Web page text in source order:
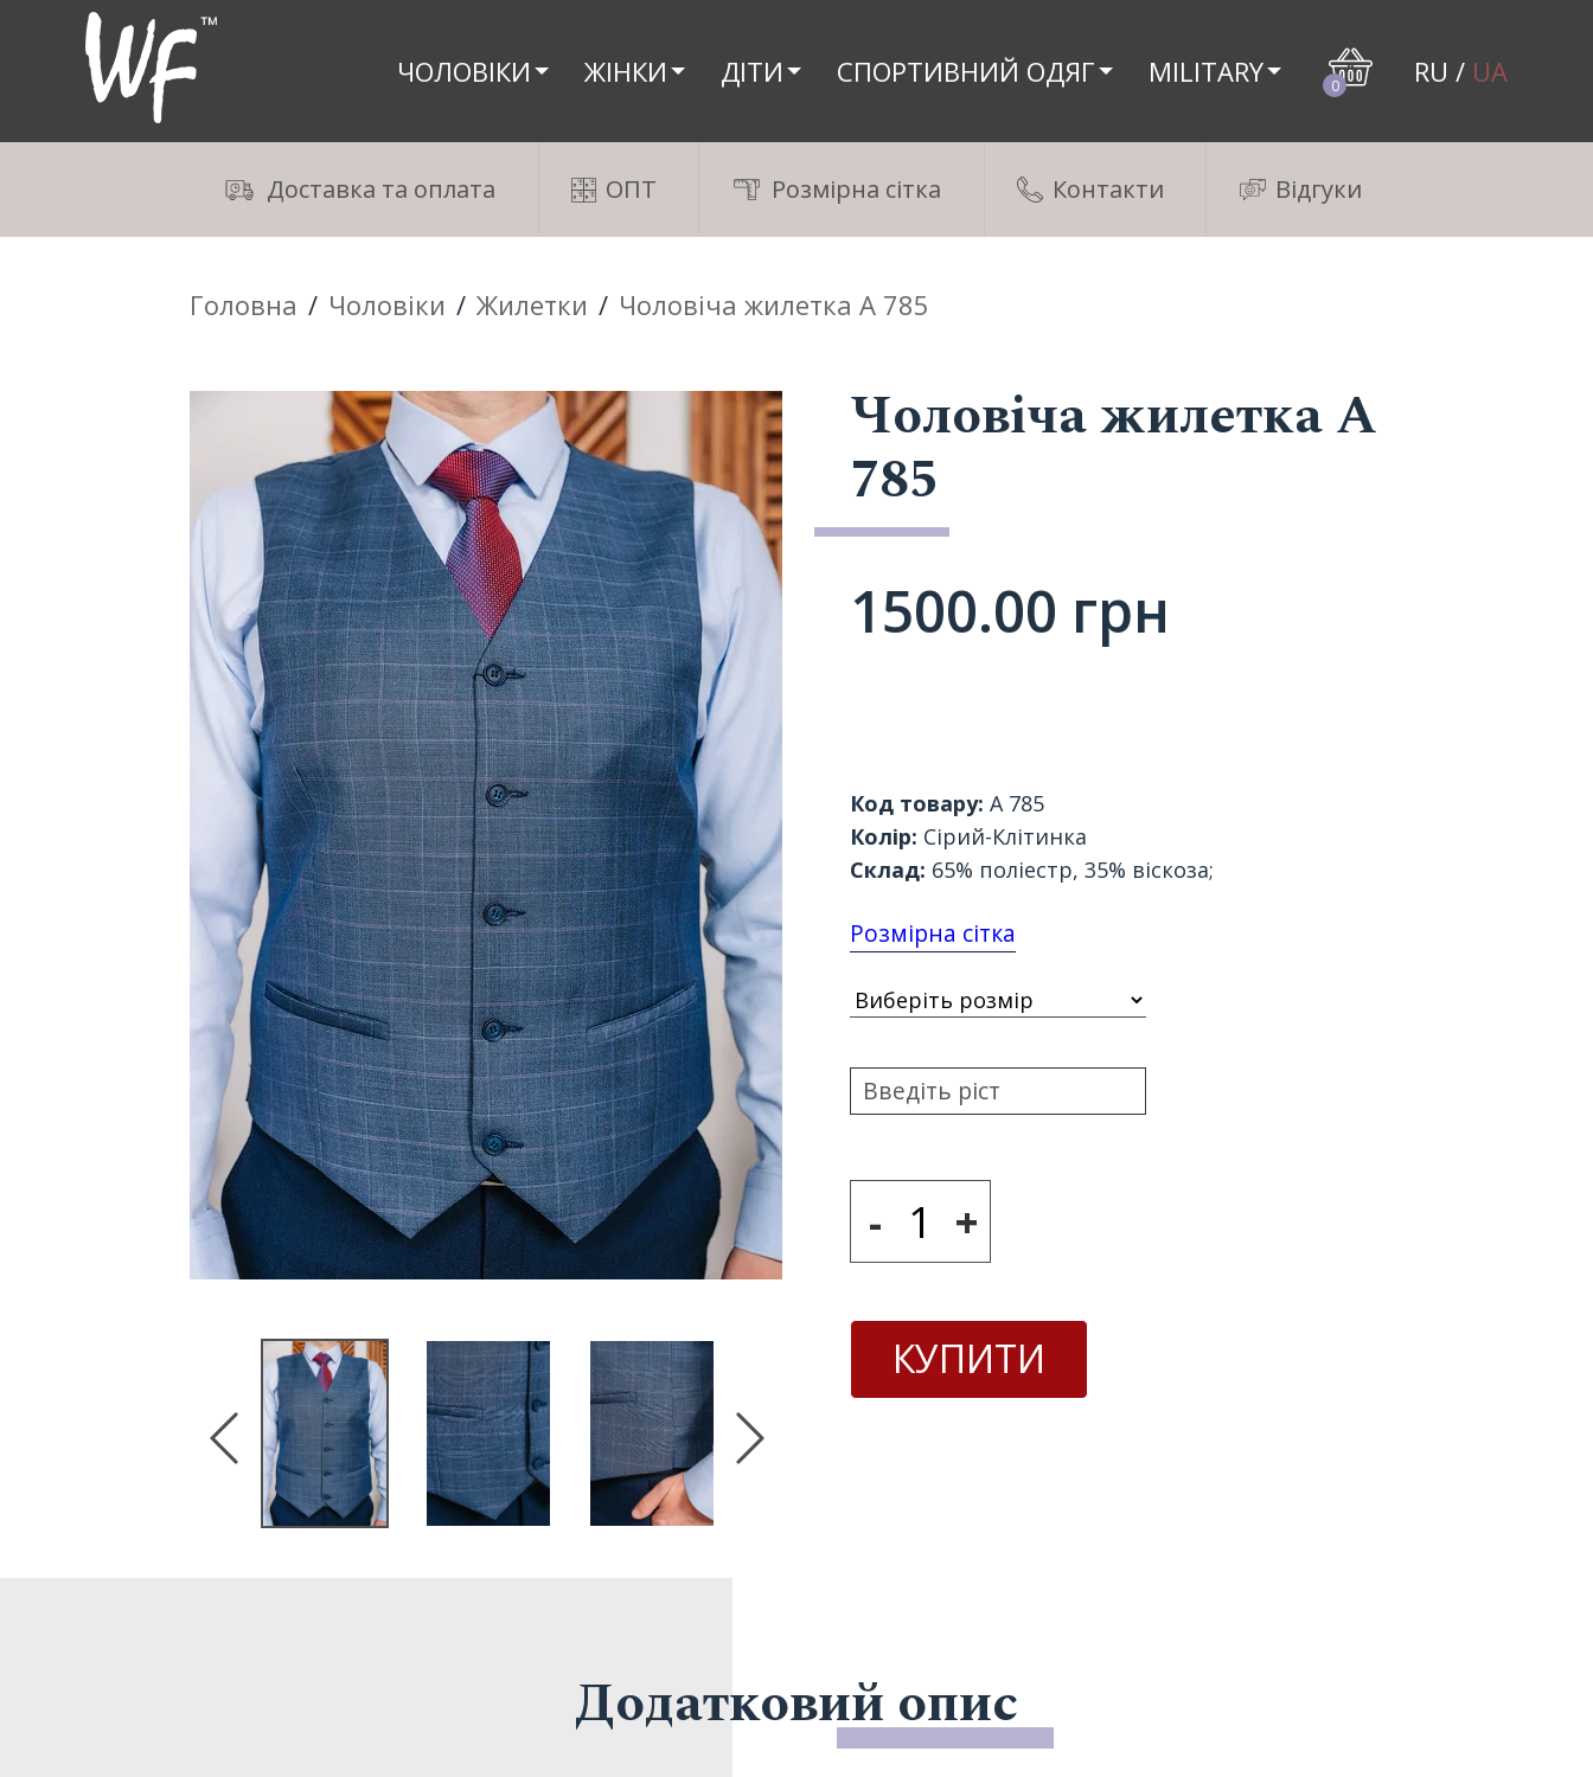
ЧОЛОВIКИ ЖІНКИ ДIТИ СПОРТИВНИЙ ОДЯГ MILITARY 0 RU / UA
Доставка та оплата ОПТ Розмірна сітка Контакти Відгуки
Головна / Чоловiки / Жилетки / Чоловіча жилетка А 785
Чоловіча жилетка А
785
1500.00 грн
Код товару: А 785
Колір: Сірий-Клітинка
Склад: 65% поліестр, 35% віскоза;
Розмірна сітка
- +
КУПИТИ
Додатковий опис